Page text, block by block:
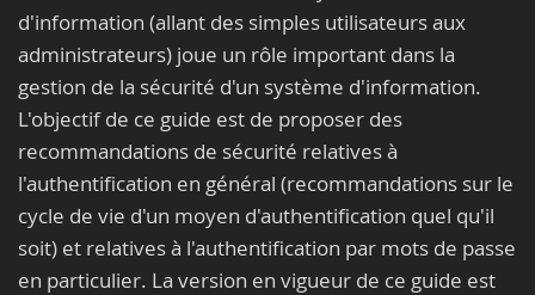
d'information (allant des simples utilisateurs aux
administrateurs) joue un rôle important dans la
gestion de la sécurité d'un système d'information.
L'objectif de ce guide est de proposer des
recommandations de sécurité relatives à
l'authentification en général (recommandations sur le
cycle de vie d'un moyen d'authentification quel qu'il
soit) et relatives à l'authentification par mots de passe
en particulier. La version en vigueur de ce guide est